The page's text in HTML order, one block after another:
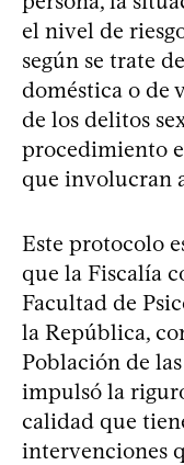
el nivel de
según se trate
doméstica o de
de los delitos
procedimiento
que involucran
Este protocolo
que la Fiscalía
Facultad de
la República,
Población de
impulsó la
calidad que
intervenciones